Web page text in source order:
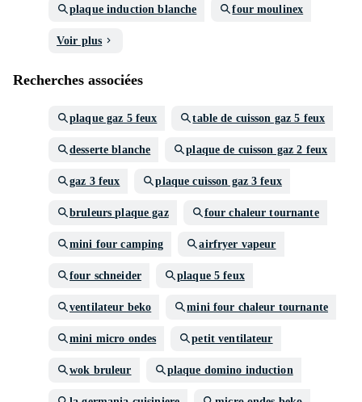
plaque induction blanche four moulinex
Voir plus
Recherches associées
plaque gaz 5 feux table de cuisson gaz 5 feux
desserte blanche plaque de cuisson gaz 2 feux
gaz 3 feux plaque cuisson gaz 3 feux
bruleurs plaque gaz four chaleur tournante
mini four camping airfryer vapeur
four schneider plaque 5 feux
ventilateur beko mini four chaleur tournante
mini micro ondes petit ventilateur
wok bruleur plaque domino induction